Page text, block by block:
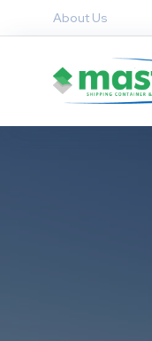
About Us